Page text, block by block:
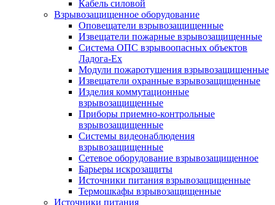
Кабель силовой
Взрывозащищенное оборудование
Оповещатели взрывозащищенные
Извещатели пожарные взрывозащищенные
Система ОПС взрывоопасных объектов
Ладога-Ex
Модули пожаротушения взрывозащищенные
Извещатели охранные взрывозащищенные
Изделия коммутационные
взрывозащищенные
Приборы приемно-контрольные
взрывозащищенные
Системы видеонаблюдения
взрывозащищенные
Сетевое оборудование взрывозащищенное
Барьеры искрозащиты
Источники питания взрывозащищенные
Термошкафы взрывозащищенные
Источники питания